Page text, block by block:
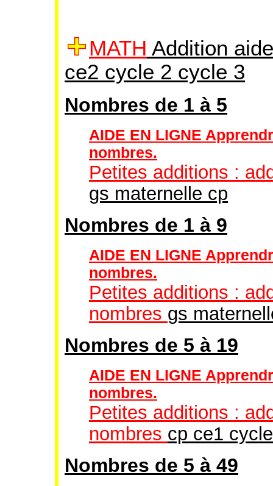
MATH Addition
ce2 cycle 2 cycle 3
Nombres de 1 à 5
AIDE EN LIGNE
nombres.
Petites additions :
gs maternelle cp
Nombres de 1 à 9
AIDE EN LIGNE
nombres.
Petites additions :
nombres gs
Nombres de 5 à 19
AIDE EN LIGNE
nombres.
Petites additions :
nombres cp ce1
Nombres de 5 à 49